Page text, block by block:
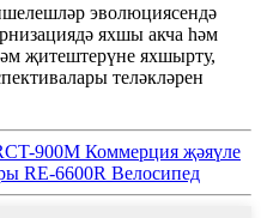
эволюциясендә
яхшы акча һәм
җитештерүне яхшырту,
теләкләрен
900M Коммерция җәяүле
RE-6600R Велосипед